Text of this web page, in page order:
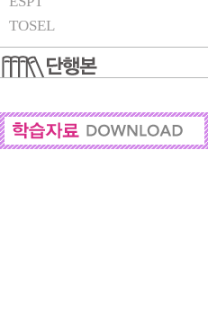
TOSEL